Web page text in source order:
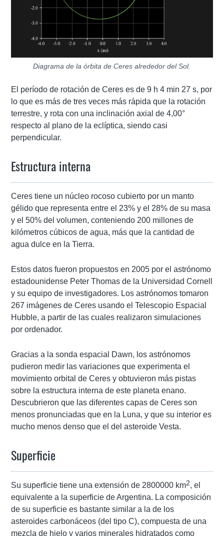
Diagrama de la órbita de Ceres alrededor del Sol.
El período de rotación de Ceres es de 9 h 4 min 27 s, por
lo que es más de tres veces más rápida que la rotación
terrestre, y rota con una inclinación axial de 4,00°
respecto al plano de la eclíptica, siendo casi
perpendicular.
Estructura interna
Ceres tiene un núcleo rocoso cubierto por un manto
gélido que representa entre el 23% y el 28% de su masa
y el 50% del volumen, conteniendo 200 millones de
kilómetros cúbicos de agua, más que la cantidad de
agua dulce en la Tierra.
Estos datos fueron propuestos en 2005 por el astrónomo
estadounidense Peter Thomas de la Universidad Cornell
y su equipo de investigadores. Los astrónomos tomaron
267 imágenes de Ceres usando el Telescopio Espacial
Hubble, a partir de las cuales realizaron simulaciones
por ordenador.
Gracias a la sonda espacial Dawn, los astrónomos
pudieron medir las variaciones que experimenta el
movimiento orbital de Ceres y obtuvieron más pistas
sobre la estructura interna de este planeta enano.
Descubrieron que las diferentes capas de Ceres son
menos pronunciadas que en la Luna, y que su interior es
mucho menos denso que el del asteroide Vesta.
Superficie
Su superficie tiene una extensión de 2800000 km2, el
equivalente a la superficie de Argentina. La composición
de su superficie es bastante similar a la de los
asteroides carbonáceos (del tipo C), compuesta de una
mezcla de hielo y varios minerales hidratados como